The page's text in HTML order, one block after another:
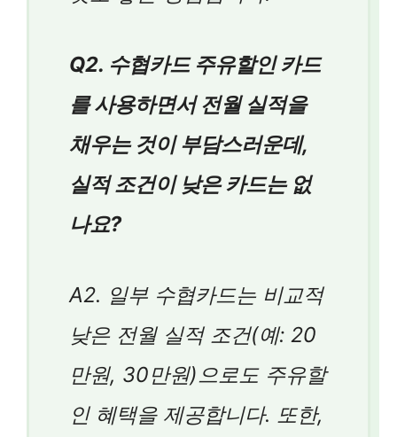
Q2. 수협카드 주유할인 카드
를 사용하면서 전월 실적을
채우는 것이 부담스러운데,
실적 조건이 낮은 카드는 없
나요?
A2. 일부 수협카드는 비교적
낮은 전월 실적 조건(예: 20
만원, 30만원)으로도 주유할
인 혜택을 제공합니다. 또한,